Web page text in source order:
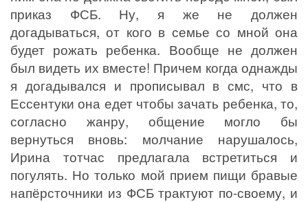
приказ ФСБ. Ну, я же не должен
догадываться, от кого в семье со мной она
будет рожать ребенка. Вообще не должен
был видеть их вместе! Причем когда однажды
я догадывался и прописывал в смс, что в
Ессентуки она едет чтобы зачать ребенка, то,
согласно жанру, общение могло бы
вернуться вновь: молчание нарушалось,
Ирина тотчас предлагала встретиться и
погулять. Но только мой прием пищи бравые
напёрсточники из ФСБ трактуют по-своему, и